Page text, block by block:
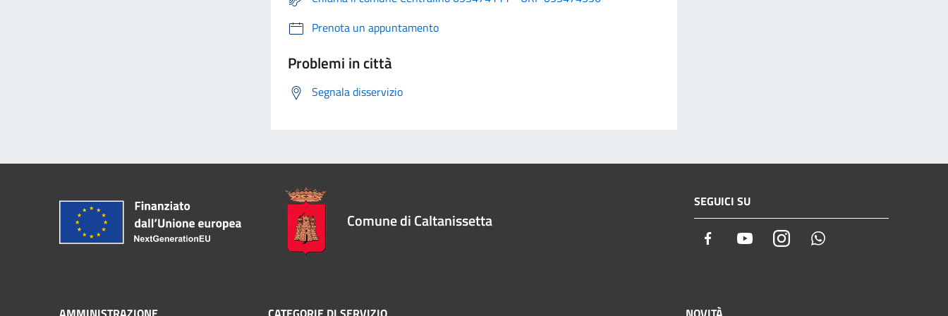
Prenota un appuntamento
Problemi in città
Segnala disservizio
Comune di Caltanissetta
SEGUICI SU
Facebook YoutubeInstagram